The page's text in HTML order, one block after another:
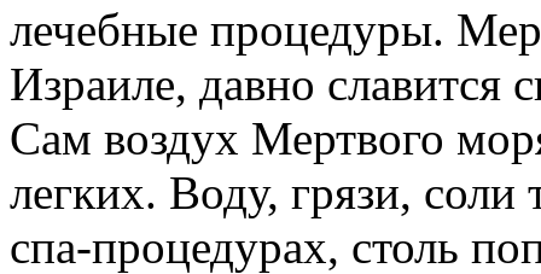
лечебные процедуры.
Израиле, давно славится
Сам воздух Мертвого
легких. Воду, грязи,
спа-процедурах, столь